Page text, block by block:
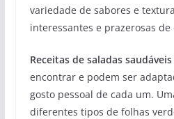
variedade de sabores e
interessantes e prazerosas
Receitas de saladas saudáveis
encontrar e podem ser
gosto pessoal de cada um.
diferentes tipos de folhas